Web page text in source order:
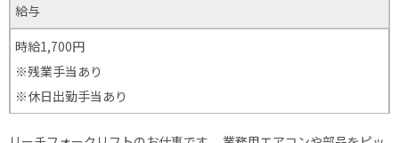
給与
時給1,700円
※残業手当あり
※休日出勤手当あり